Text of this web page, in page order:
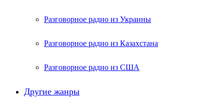
Разговорное радио из Украины
Разговорное радио из Казахстана
Разговорное радио из США
Другие жанры